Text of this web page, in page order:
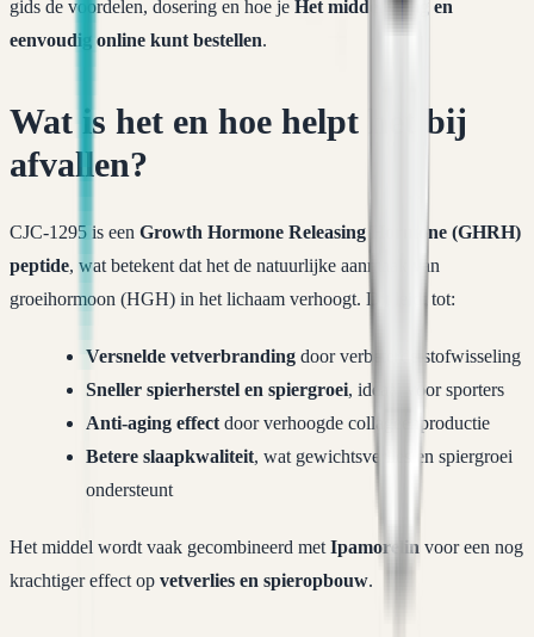
gids de voordelen, dosering en hoe je Het middel veilig en
eenvoudig online kunt bestellen.
Wat is het en hoe helpt het bij
afvallen?
CJC-1295 is een Growth Hormone Releasing Hormone (GHRH)
peptide, wat betekent dat het de natuurlijke aanmaak van
groeihormoon (HGH) in het lichaam verhoogt. Dit leidt tot:
Versnelde vetverbranding door verbeterde stofwisseling
Sneller spierherstel en spiergroei, ideaal voor sporters
Anti-aging effect door verhoogde collageenproductie
Betere slaapkwaliteit, wat gewichtsverlies en spiergroei
ondersteunt
Het middel wordt vaak gecombineerd met Ipamorelin voor een nog
krachtiger effect op vetverlies en spieropbouw.